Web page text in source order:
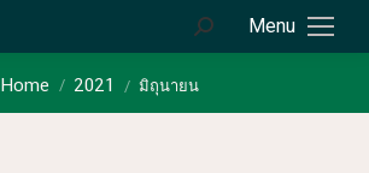
Menu
Search:
You are here:
Home 2021 มิถุนายน